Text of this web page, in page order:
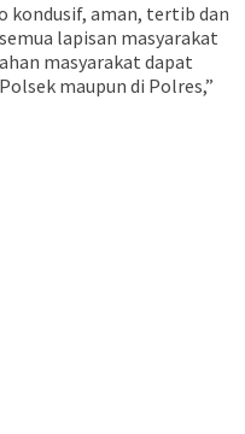
kondusif, aman, tertib dan
lapisan masyarakat
masyarakat dapat
maupun di Polres,”